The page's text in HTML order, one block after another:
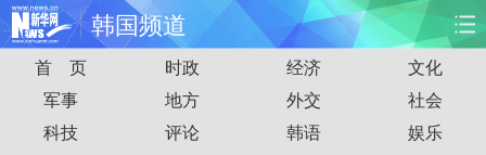
韩国频道
首页 时政 国际 财经
娱乐 体育 人事 教育
首 页 时政 经济
文化
军事
地方 外交
社会
科技
评论 韩语
娱乐